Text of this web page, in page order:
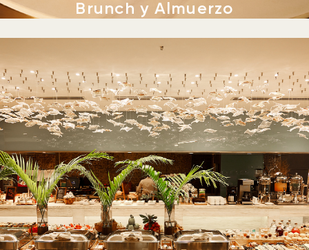
Brunch y Almuerzo